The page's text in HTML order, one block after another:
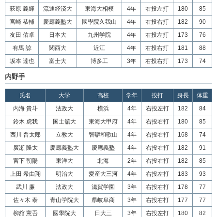
萩原 義輝 流通経済大 東海大相模 4年 右投左打 180
85
宮崎 恭輔
慶應義塾大 國學院久我山 4年 右投右打 182
90
友田 佑卓
日本大 九州学院 4年 右投左打 173
76
有馬 諒
関西大 近江 4年 右投右打 181
88
坂本 達也
富士大 博多工 3年 右投右打 173 74
内野手
氏名 大学 高校 学年 投打 身長
体重
内海 貴斗
法政大 横浜 4年 右投左打 182
84
鈴木 虎我
国士舘大 東海大甲府 4年 右投右打 180
85
西川 晋太郎
立教大 智辯和歌山 4年 右投右打 168
74
廣瀬 隆太
慶應義塾大 慶應義塾 4年 右投右打 182
91
宮下 朝陽
東洋大 北海 2年 右投右打 182
85
上田 希由翔
明治大 愛産大三河 4年 右投左打 183
93
武川 廉
法政大 滋賀学園 3年 右投右打 178
77
佐々木 泰
青山学院大 県岐阜商 3年 右投右打 177
77
柳舘 憲吾
國學院大 日大三 3年 右投左打 180 82